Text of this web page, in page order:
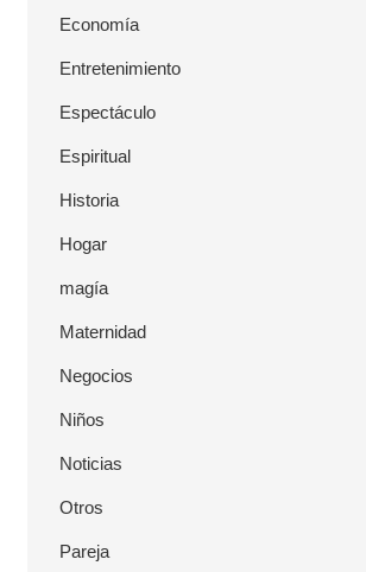
Economía
Entretenimiento
Espectáculo
Espiritual
Historia
Hogar
magía
Maternidad
Negocios
Niños
Noticias
Otros
Pareja